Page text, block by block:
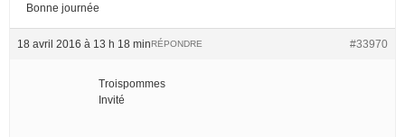
Bonne journée
18 avril 2016 à 13 h 18 min #33970
RÉPONDRE
Troispommes
Invité